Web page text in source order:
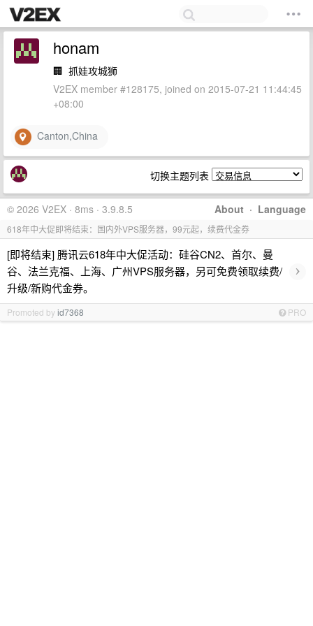
honam
🏢 抓娃攻城狮
V2EX member #128175, joined on 2015-07-21 11:44:45
+08:00
Canton,China
切换主题列表
About · Language
© 2026 V2EX · 8ms · 3.9.8.5
618年中大促即将结束：国内外VPS服务器，99元起，续费代金券
[即将结束] 腾讯云618年中大促活动：硅谷CN2、首尔、曼
谷、法兰克福、上海、广州VPS服务器，另可免费领取续费/
升级/新购代金券。
›
Promoted byid7368 PRO